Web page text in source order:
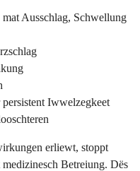
Ausschlag, Schwellung
Iwwelzegkeet
erliewt, stoppt
Betreiung. Dës